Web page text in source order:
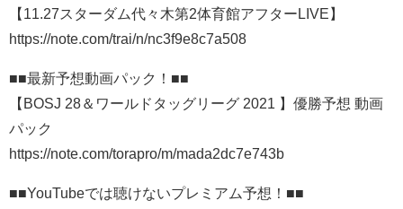
【11.27スターダム代々木第2体育館アフターLIVE】
https://note.com/trai/n/nc3f9e8c7a508
■■最新予想動画パック！■■
【BOSJ 28＆ワールドタッグリーグ 2021 】優勝予想 動画
パック
https://note.com/torapro/m/mada2dc7e743b
■■YouTubeでは聴けないプレミアム予想！■■